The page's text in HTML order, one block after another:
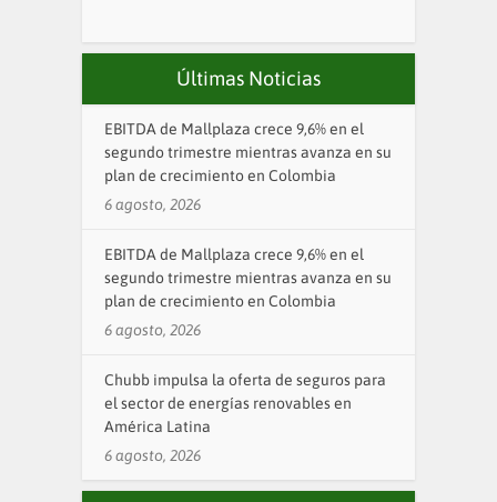
Últimas Noticias
EBITDA de Mallplaza crece 9,6% en el
segundo trimestre mientras avanza en su
plan de crecimiento en Colombia
6 agosto, 2026
EBITDA de Mallplaza crece 9,6% en el
segundo trimestre mientras avanza en su
plan de crecimiento en Colombia
6 agosto, 2026
Chubb impulsa la oferta de seguros para
el sector de energías renovables en
América Latina
6 agosto, 2026